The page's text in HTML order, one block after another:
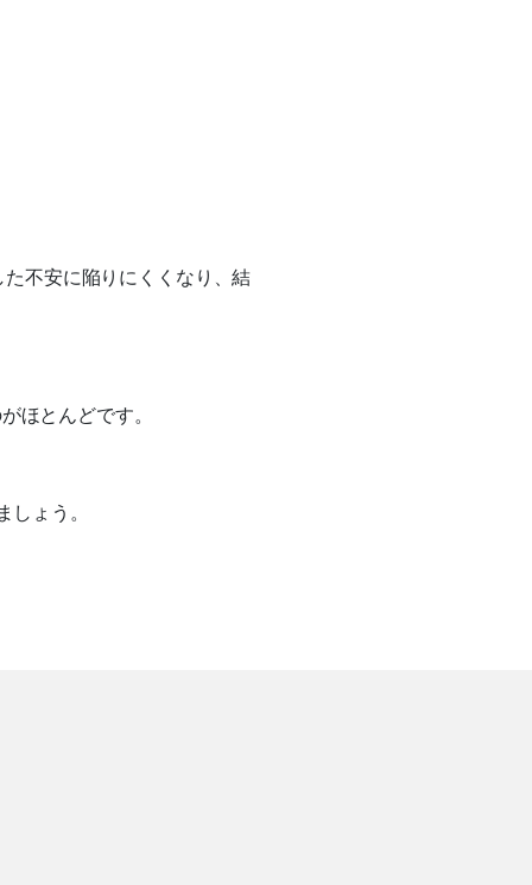
た不安に陥りにくくなり、結
ほとんどです。
しょう。